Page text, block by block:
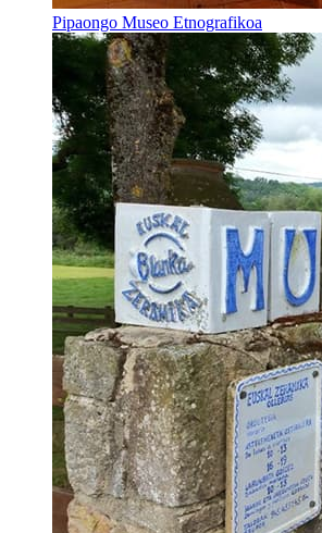
Pipaongo Museo Etnografikoa